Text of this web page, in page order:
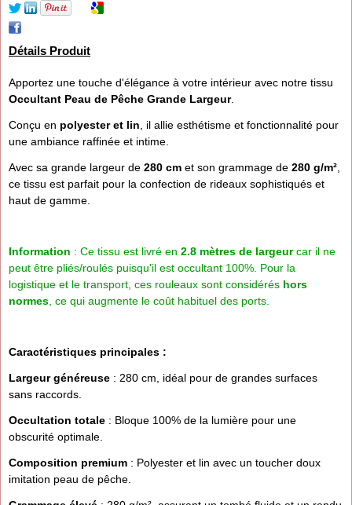
Détails Produit
Apportez une touche d'élégance à votre intérieur avec notre tissu
Occultant Peau de Pêche Grande Largeur.
Conçu en polyester et lin , il allie esthétisme et fonctionnalité pour
une ambiance raffinée et intime.
Avec sa grande largeur de 280 cm et son grammage de 280 g/m²
ce tissu est parfait pour la confection de rideaux sophistiqués et
haut de gamme.
Information : Ce tissu est livré en 2.8 mètres de largeurcar il ne
peut être pliés/roulés puisqu'il est occultant 100%. Pour la
logistique et le transport, ces rouleaux sont considérés hors
normes , ce qui augmente le coût habituel des ports.
Caractéristiques principales :
Largeur généreuse : 280 cm, idéal pour de grandes surfaces
sans raccords.
Occultation totale : Bloque 100% de la lumière pour une
obscurité optimale.
Composition premium : Polyester et lin avec un toucher doux
imitation peau de pêche.